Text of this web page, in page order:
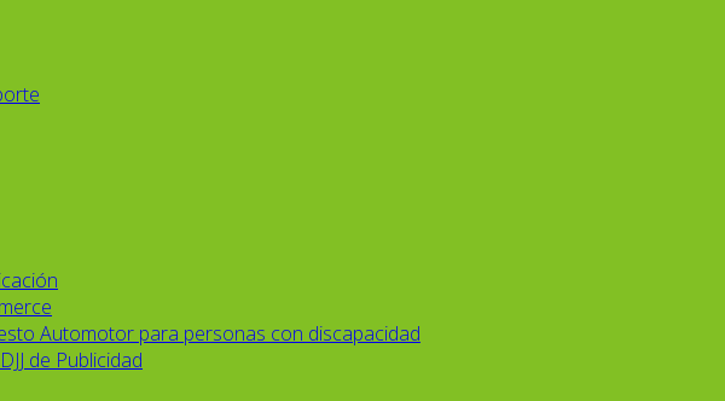
Automotor para personas con discapacidad
de Publicidad